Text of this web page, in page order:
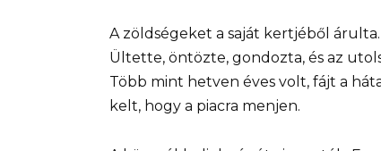
A zöldségeket a saját kertjéből
Ültette, öntözte, gondozta, és az
Több mint hetven éves volt, fájt a
kelt, hogy a piacra menjen.